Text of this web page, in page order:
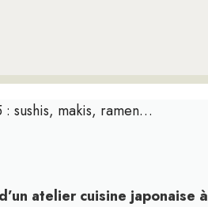
sushis, makis, ramen…
atelier cuisine japonaise à